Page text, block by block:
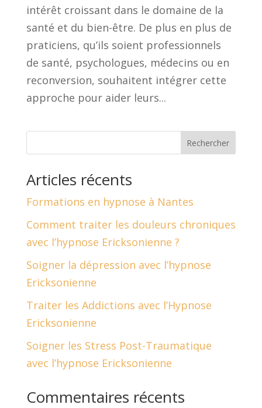
intérêt croissant dans le domaine de la
santé et du bien-être. De plus en plus de
praticiens, qu’ils soient professionnels
de santé, psychologues, médecins ou en
reconversion, souhaitent intégrer cette
approche pour aider leurs...
Rechercher
Articles récents
Formations en hypnose à Nantes
Comment traiter les douleurs chroniques
avec l’hypnose Ericksonienne ?
Soigner la dépression avec l’hypnose
Ericksonienne
Traiter les Addictions avec l’Hypnose
Ericksonienne
Soigner les Stress Post-Traumatique
avec l’hypnose Ericksonienne
Commentaires récents